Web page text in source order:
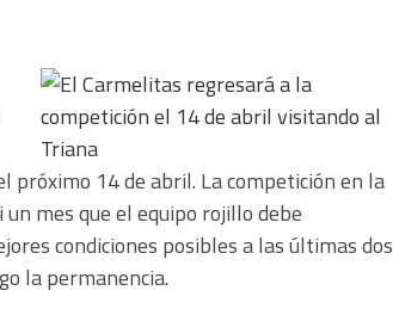
próximo 14 de abril. La competición en la
mes que el equipo rojillo debe
condiciones posibles a las últimas dos
la permanencia.